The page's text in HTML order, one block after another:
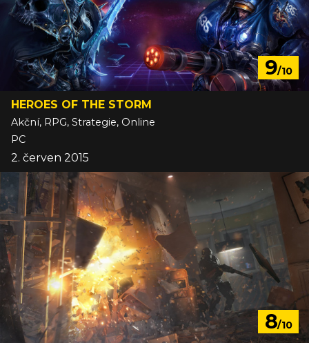
9/10
HEROES OF THE STORM
Akční, RPG, Strategie, Online
PC
2. červen 2015
8/10